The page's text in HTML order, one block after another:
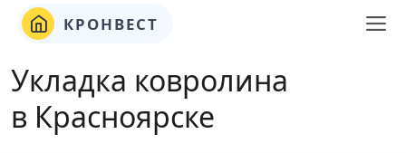
КРОНВЕСТ
Укладка ковролина
в Красноярске